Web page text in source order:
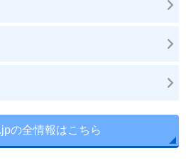
の全情報はこちら